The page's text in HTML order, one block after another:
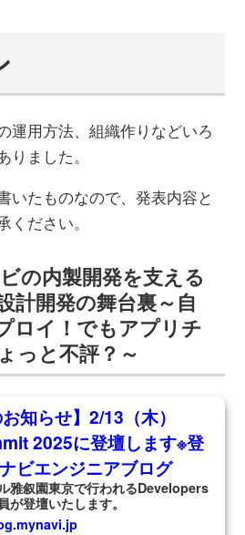
運用方法、組織作りなどいろ
ました。
いたものなので、発表内容と
ださい。
の内製開発を支える
計開発の舞台裏～自
ロイ！でもアプリチ
っと不評？～
知らせ】2/13（木）
2025に登壇します※登
ビエンジニアブログ
雅叙園東京で行われるDevelopers
登壇いたします。